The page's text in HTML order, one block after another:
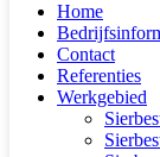
Home
Contact
Referenties
Werkgebied